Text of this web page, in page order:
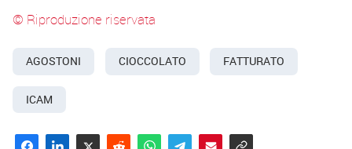
© Riproduzione riservata
AGOSTONI CIOCCOLATO FATTURATO
ICAM